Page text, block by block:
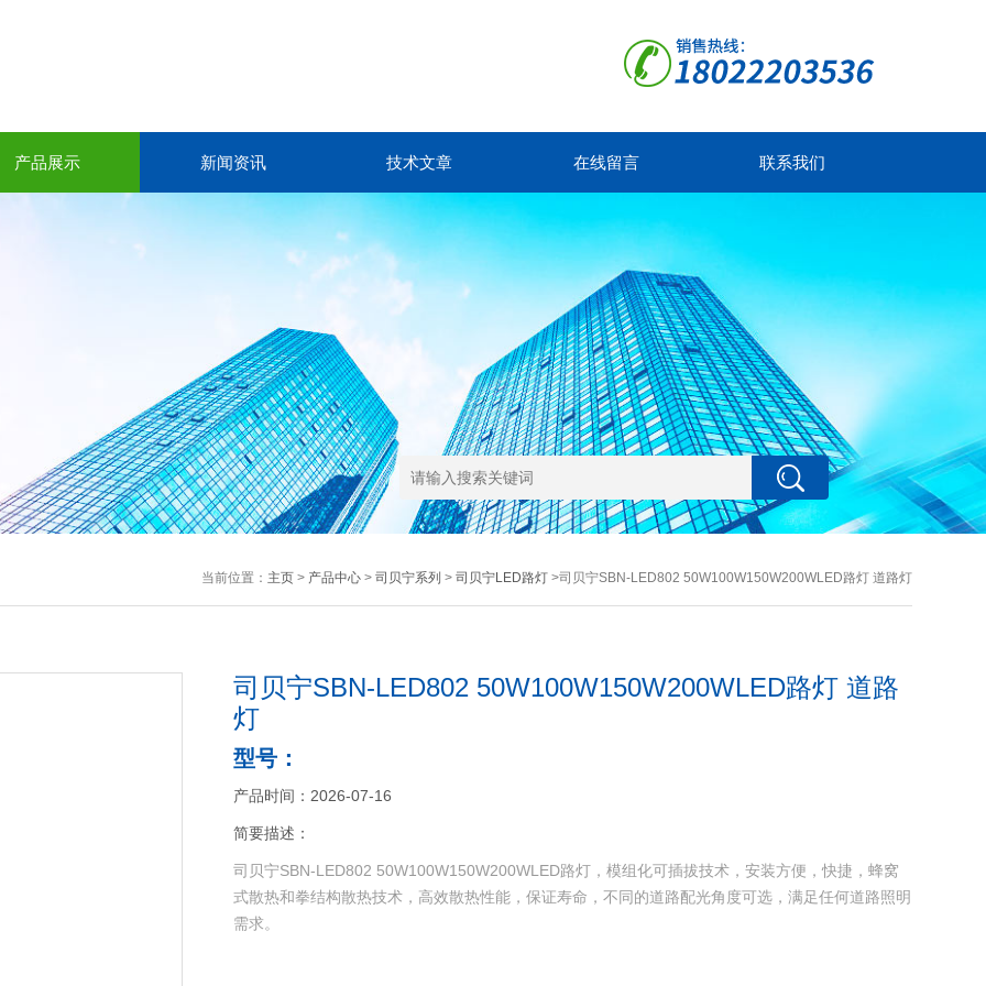
产品展示 新闻资讯 技术文章 在线留言 联系我们
当前位置： 主页> 产品中心> 司贝宁系列 > 司贝宁LED路灯>司贝宁SBN-LED802 50W100W150W200WLED路灯 道路灯
司贝宁SBN-LED802 50W100W150W200WLED路灯 道路
灯
型号：
产品时间：2026-07-16
简要描述：
司贝宁SBN-LED802 50W100W150W200WLED路灯，模组化可插拔技术，安装方便，快捷，蜂窝
式散热和拳结构散热技术，高效散热性能，保证寿命，不同的道路配光角度可选，满足任何道路照明
需求。